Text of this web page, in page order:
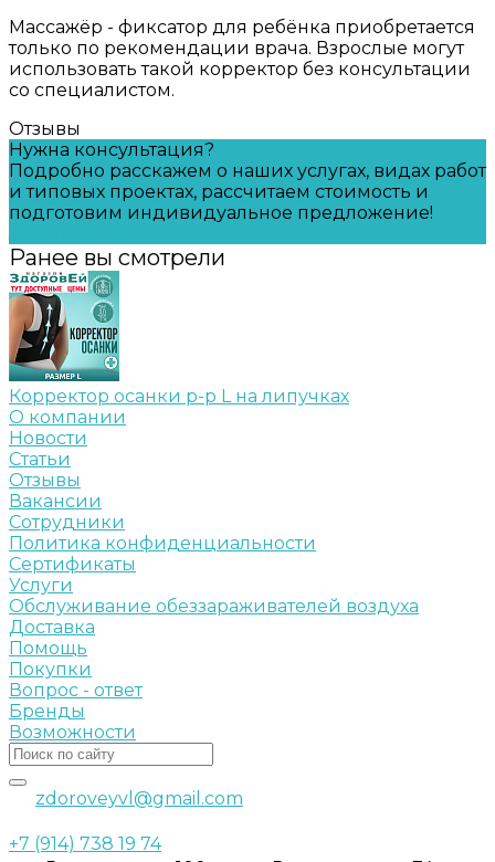
Массажёр - фиксатор для ребёнка приобретается
только по рекомендации врача. Взрослые могут
использовать такой корректор без консультации
со специалистом.
Отзывы
Нужна консультация?
Подробно расскажем о наших услугах, видах работ
и типовых проектах, рассчитаем стоимость и
подготовим индивидуальное предложение!
Ранее вы смотрели
Корректор осанки р-р L на липучках
О компании
Новости
Статьи
Отзывы
Вакансии
Сотрудники
Политика конфиденциальности
Сертификаты
Услуги
Обслуживание обеззараживателей воздуха
Доставка
Помощь
Покупки
Вопрос - ответ
Бренды
Возможности
zdoroveyvl@gmail.com
+7 (914) 738 19 74